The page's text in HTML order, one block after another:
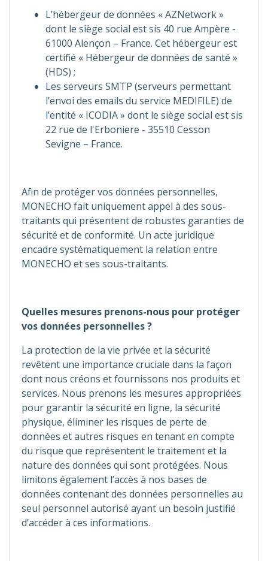
L’hébergeur de données « AZNetwork »
dont le siège social est sis 40 rue Ampère -
61000 Alençon – France. Cet hébergeur est
certifié « Hébergeur de données de santé »
(HDS) ;
Les serveurs SMTP (serveurs permettant
l’envoi des emails du service MEDIFILE) de
l’entité « ICODIA » dont le siège social est sis
22 rue de l'Erboniere - 35510 Cesson
Sevigne – France.
Afin de protéger vos données personnelles,
MONECHO fait uniquement appel à des sous-
traitants qui présentent de robustes garanties de
sécurité et de conformité. Un acte juridique
encadre systématiquement la relation entre
MONECHO et ses sous-traitants.
Quelles mesures prenons-nous pour protéger
vos données personnelles ?
La protection de la vie privée et la sécurité
revêtent une importance cruciale dans la façon
dont nous créons et fournissons nos produits et
services. Nous prenons les mesures appropriées
pour garantir la sécurité en ligne, la sécurité
physique, éliminer les risques de perte de
données et autres risques en tenant en compte
du risque que représentent le traitement et la
nature des données qui sont protégées. Nous
limitons également l’accès à nos bases de
données contenant des données personnelles au
seul personnel autorisé ayant un besoin justifié
d’accéder à ces informations.